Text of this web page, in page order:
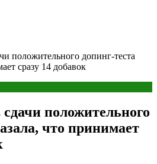
положительного допинг-теста
сразу 14 добавок
положительного
что принимает